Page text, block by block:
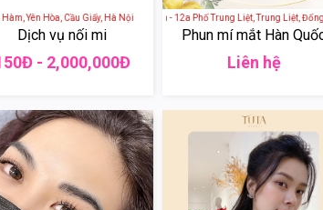
Phạm Hàm, Yên Hòa, Cầu Giấy, Hà Nội
Dịch vụ nối mi
- 2,000,000Đ
Thẩm Mỹ Viện Ý Lan - 12a Phố Trung Liệt, Trung Liệt, Đống
Phun mí mắt Hàn
Liên hệ
Annies Nail Mi